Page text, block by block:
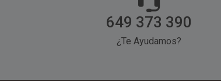
649 373 390
¿Te Ayudamos?